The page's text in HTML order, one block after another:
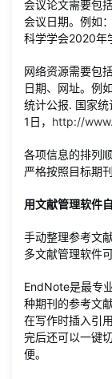
会议论文需要包
会议日期。例如
科学学会2020年
网络资源需要包
日期、网址。例
统计公报. 国家
1日， http://
各项信息的排列
严格按照目标期
用文献管理软件
手动整理参考文
多文献管理软件
EndNote是最专
种期刊的参考文
在写作时插入引
完后还可以一键
便。